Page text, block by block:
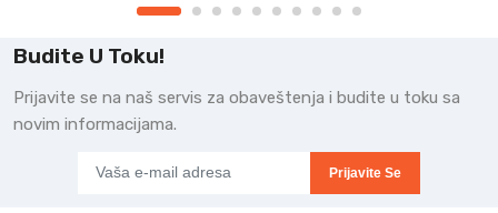
Budite U Toku!
Prijavite se na naš servis za obaveštenja i budite u toku sa
novim informacijama.
Prijavite Se